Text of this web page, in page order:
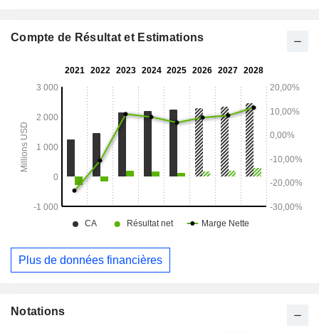
Compte de Résultat et Estimations
Plus de données financières
Notations